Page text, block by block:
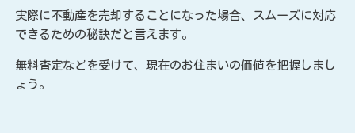
実際に不動産を売却することになった場合、スムーズに対応
できるための秘訣だと言えます。
無料査定などを受けて、現在のお住まいの価値を把握しまし
ょう。